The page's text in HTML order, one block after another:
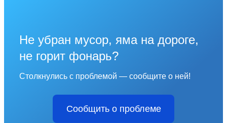
Не убран мусор, яма на дороге,
не горит фонарь?
Столкнулись с проблемой — сообщите о ней!
Сообщить о проблеме